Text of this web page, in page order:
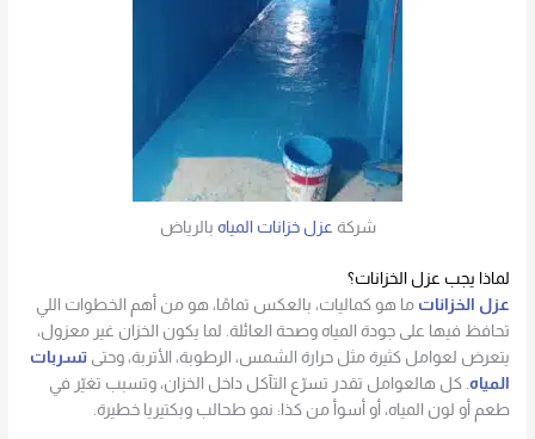
شركة عزل خزانات المياه بالرياض
لماذا يجب عزل الخزانات؟
عزل الخزانات ما هو كماليات، بالعكس تمامًا، هو من أهم الخطوات اللي
تحافظ فيها على جودة المياه وصحة العائلة. لما يكون الخزان غير معزول،
يتعرض لعوامل كثيرة مثل حرارة الشمس، الرطوبة، الأتربة، وحتىتسربات
المياه . كل هالعوامل تقدر تسرّع التآكل داخل الخزان، وتسبب تغيّر في
طعم أو لون المياه، أو أسوأ من كذا: نمو طحالب وبكتيريا خطيرة.